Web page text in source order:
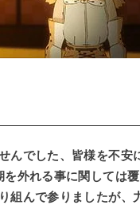
んでした、皆様を不安
外れる事に関しては
組んで参りましたが、